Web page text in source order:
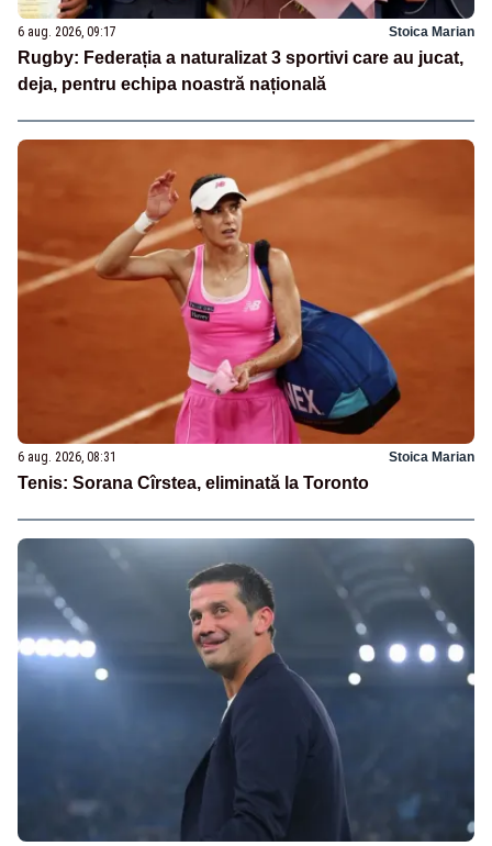
6 aug. 2026, 09:17 Stoica Marian
Rugby: Federația a naturalizat 3 sportivi care au jucat,
deja, pentru echipa noastră națională
6 aug. 2026, 08:31 Stoica Marian
Tenis: Sorana Cîrstea, eliminată la Toronto